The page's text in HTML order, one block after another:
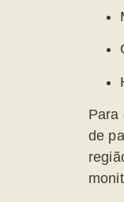
Para
de